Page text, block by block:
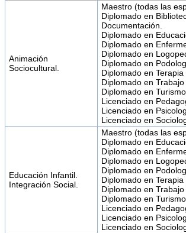
Animación
Sociocultural.
Maestro (todas las
Diplomado en
Documentación.
Diplomado en
Diplomado en
Diplomado en
Diplomado en
Diplomado en
Diplomado en Trabajo
Diplomado en
Licenciado en
Licenciado en
Licenciado en
Educación Infantil.
Integración Social.
Maestro (todas las
Diplomado en
Diplomado en
Diplomado en
Diplomado en
Diplomado en
Diplomado en Trabajo
Diplomado en
Licenciado en
Licenciado en
Licenciado en